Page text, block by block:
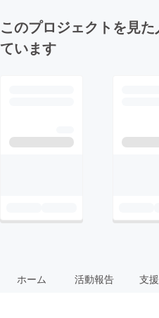
このプロジェクトを見
ています
ホーム 活動報告 支